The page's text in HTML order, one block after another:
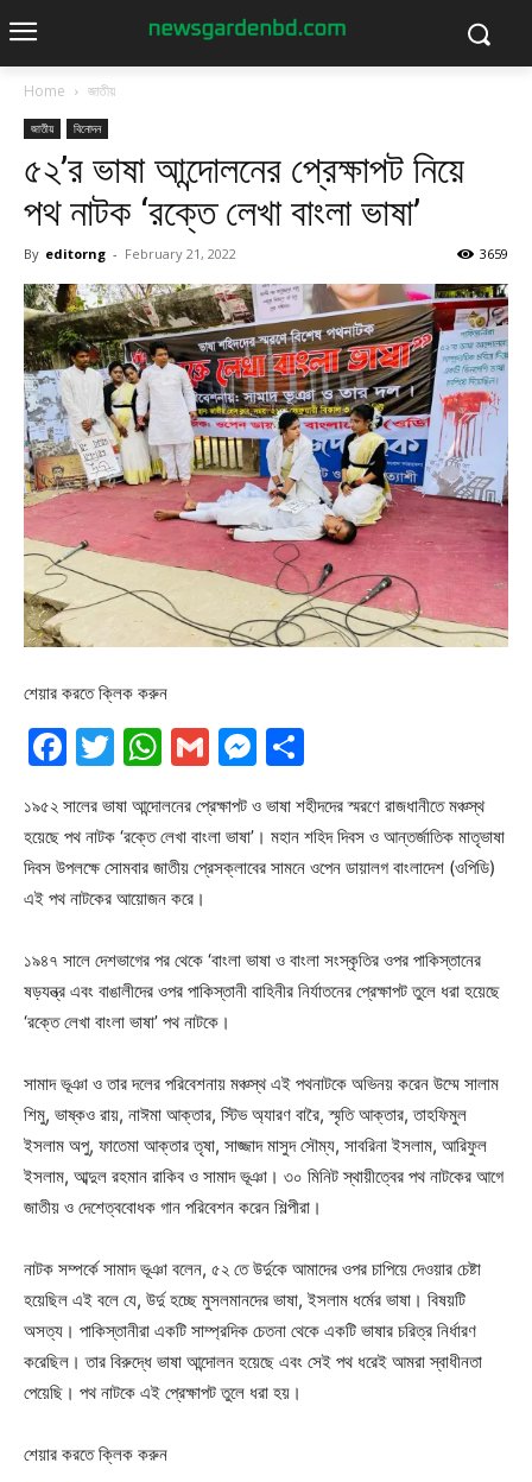
Home জাতীয়
জাতীয় বিনোদন
৫২’র ভাষা আন্দোলনের প্রেক্ষাপট নিয়ে
পথ নাটক ‘রক্তে লেখা বাংলা ভাষা’
By editorng - February 21, 2022 3659
শেয়ার করতে ক্লিক করুন
Facebook
Twitter
WhatsApp
GmailMessenger
১৯৫২ সালের ভাষা আন্দোলনের প্রেক্ষাপট ও ভাষা শহীদদের স্মরণে রাজধানীতে মঞ্চস্থ
হয়েছে পথ নাটক ‘রক্তে লেখা বাংলা ভাষা’। মহান শহিদ দিবস ও আন্তর্জাতিক মাতৃভাষা
দিবস উপলক্ষে সোমবার জাতীয় প্রেসক্লাবের সামনে ওপেন ডায়ালগ বাংলাদেশ (ওপিডি)
এই পথ নাটকের আয়োজন করে।
১৯৪৭ সালে দেশভাগের পর থেকে ‘বাংলা ভাষা ও বাংলা সংস্কৃতির ওপর পাকিস্তানের
ষড়যন্ত্র এবং বাঙালীদের ওপর পাকিস্তানী বাহিনীর নির্যাতনের প্রেক্ষাপট তুলে ধরা হয়েছে
‘রক্তে লেখা বাংলা ভাষা’ পথ নাটকে।
সামাদ ভূঞা ও তার দলের পরিবেশনায় মঞ্চস্থ এই পথনাটকে অভিনয় করেন উম্মে সালাম
শিমু, ভাষ্কও রায়, নাঈমা আক্তার, স্টিভ অ্যারণ বারৈ, স্মৃতি আক্তার, তাহফিমুল
ইসলাম অপু, ফাতেমা আক্তার তৃষা, সাজ্জাদ মাসুদ সৌম্য, সাবরিনা ইসলাম, আরিফুল
ইসলাম, আব্দুল রহমান রাকিব ও সামাদ ভূঞা। ৩০ মিনিট স্থায়ীত্বের পথ নাটকের আগে
জাতীয় ও দেশেত্ববোধক গান পরিবেশন করেন শিল্পীরা।
নাটক সম্পর্কে সামাদ ভূঞা বলেন, ৫২ তে উর্দুকে আমাদের ওপর চাপিয়ে দেওয়ার চেষ্টা
হয়েছিল এই বলে যে, উর্দু হচ্ছে মুসলমানদের ভাষা, ইসলাম ধর্মের ভাষা। বিষয়টি
অসত্য। পাকিস্তানীরা একটি সাম্প্রদিক চেতনা থেকে একটি ভাষার চরিত্র নির্ধারণ
করেছিল। তার বিরুদ্ধে ভাষা আন্দোলন হয়েছে এবং সেই পথ ধরেই আমরা স্বাধীনতা
পেয়েছি। পথ নাটকে এই প্রেক্ষাপট তুলে ধরা হয়।
শেয়ার করতে ক্লিক করুন